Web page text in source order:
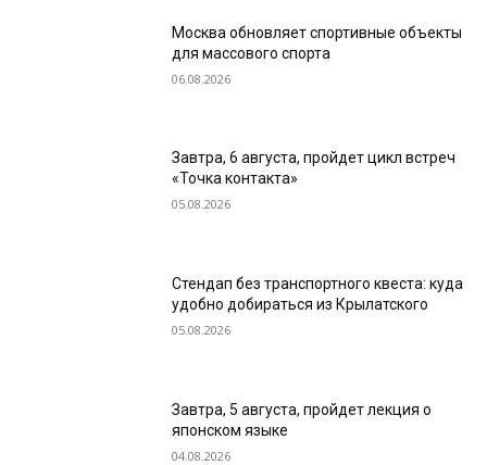
Москва обновляет спортивные объекты
для массового спорта
06.08.2026
Завтра, 6 августа, пройдет цикл встреч
«Точка контакта»
05.08.2026
Стендап без транспортного квеста: куда
удобно добираться из Крылатского
05.08.2026
Завтра, 5 августа, пройдет лекция о
японском языке
04.08.2026